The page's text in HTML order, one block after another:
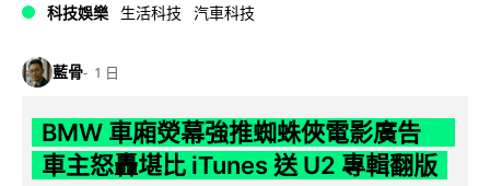
科技娛樂 生活科技 汽車科技
藍骨 1 日
BMW 車廂熒幕強推蜘蛛俠電影廣告
車主怒轟堪比 iTunes 送 U2 專輯翻版